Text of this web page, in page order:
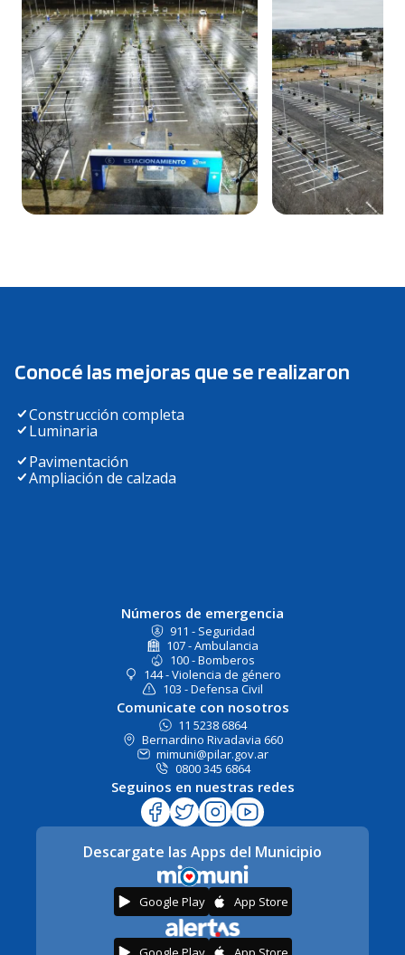
Conocé las mejoras que se realizaron
Construcción completa
Luminaria
Pavimentación
Ampliación de calzada
Números de emergencia
911 - Seguridad
107 - Ambulancia
100 - Bomberos
144 - Violencia de género
103 - Defensa Civil
Comunicate con nosotros
11 5238 6864
Bernardino Rivadavia 660
mimuni@pilar.gov.ar
0800 345 6864
Seguinos en nuestras redes
Descargate las Apps del Municipio
Google Play App Store